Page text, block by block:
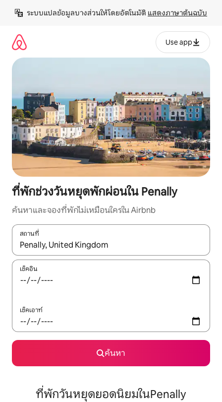
เนื้อหา
ระบบแปลข้อมูลบางส่วนให้โดยอัตโนมัติ แสดงภาษาต้นฉบับ
Use app
ที่พักช่วงวันหยุดพักผ่อนใน Penally
ค้นหาและจองที่พักไม่เหมือนใครใน Airbnb
สถานที่
ใช้ลูกศรขึ้นลง หรือใช้การสัมผัสหรือปัด เพื่อสำรวจผลการค้นหา
เช็คอิน
เช็คเอาท์
ค้นหา
ที่พักวันหยุดยอดนิยมในPenally